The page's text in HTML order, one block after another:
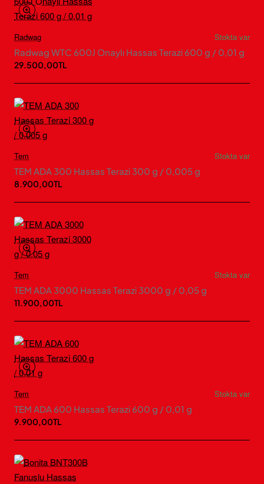
Radwag
Stokta var
Radwag WTC 600J Onaylı Hassas Terazi 600 g / 0,01 g
29.500,00TL
Tem
Stokta var
TEM ADA 300 Hassas Terazi 300 g / 0,005 g
8.900,00TL
Tem
Stokta var
TEM ADA 3000 Hassas Terazi 3000 g / 0,05 g
11.900,00TL
Tem
Stokta var
TEM ADA 600 Hassas Terazi 600 g / 0,01 g
9.900,00TL